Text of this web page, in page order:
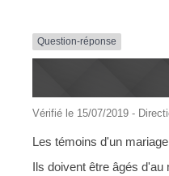
Question-réponse
Vérifié le 15/07/2019 -
Les témoins d'un
Ils doivent être âgés